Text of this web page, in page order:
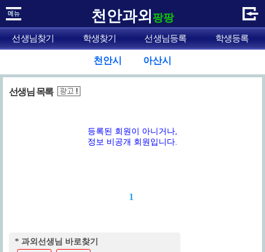
천안과외 팡팡
선생님찾기 학생찾기 선생님등록 학생등록
천안시 아산시
선생님 목록
등록된 회원이 아니거나,
정보 비공개 회원입니다.
1
* 과외선생님 바로찾기